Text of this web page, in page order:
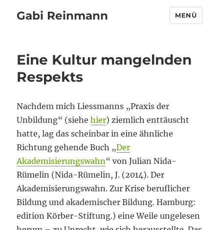
Gabi Reinmann MENÜ
Eine Kultur mangelnden
Respekts
Nachdem mich Liessmanns „Praxis der
Unbildung“ (siehehier) ziemlich enttäuscht
hatte, lag das scheinbar in eine ähnliche
Richtung gehende Buch „Der
Akademisierungswahn“ von Julian Nida-
Rümelin (Nida-Rümelin, J. (2014). Der
Akademisierungswahn. Zur Krise beruflicher
Bildung und akademischer Bildung. Hamburg:
edition Körber-Stiftung.) eine Weile ungelesen